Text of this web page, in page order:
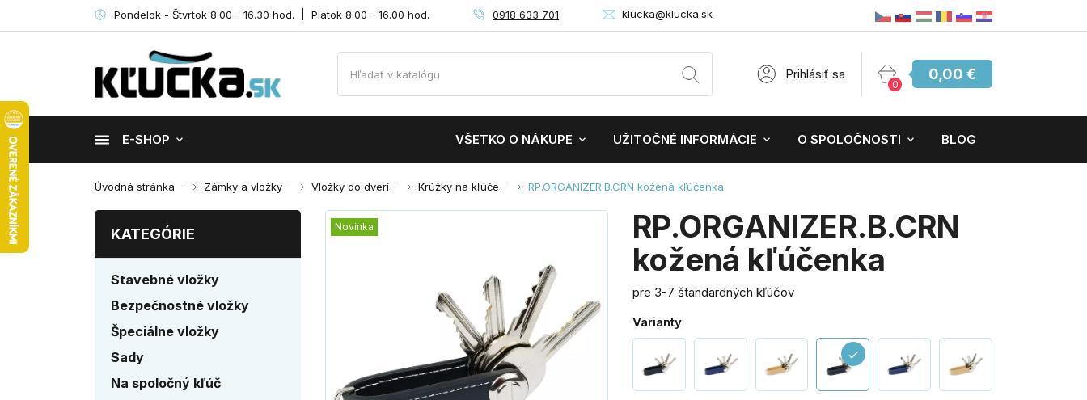
Pondelok - Štvrtok 8.00 - 16.30 hod. Piatok 8.00 - 16.00 hod. 0918 633 701 klucka@klucka.sk
Prihlásiť sa
0
0,00 €
E-SHOP VŠETKO O NÁKUPE UŽITOČNÉ INFORMÁCIE O SPOLOČNOSTI BLOG
Úvodná stránka Zámky a vložky Vložky do dverí Krúžky na kľúče RP.ORGANIZER.B.CRN kožená kľúčenka
KATEGÓRIE
Stavebné vložky
Bezpečnostné vložky
Špeciálne vložky
Sady
Na spoločný kľúč
Novinka
RP.ORGANIZER.B.CRN
kožená kľúčenka
pre 3-7 štandardných kľúčov
Varianty
check